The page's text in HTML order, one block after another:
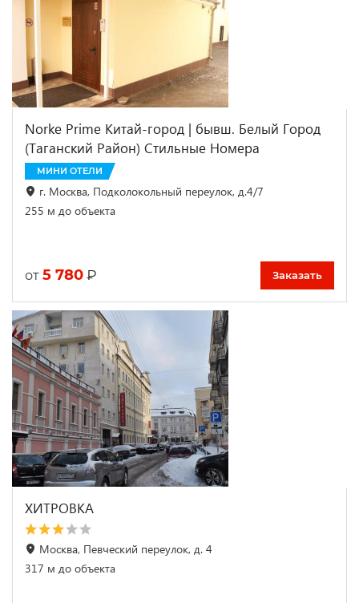
Norke Prime Китай-город | бывш. Белый Город
(Таганский Район) Стильные Номера
МИНИ ОТЕЛИ
г. Москва, Подколокольный переулок, д.4/7
255 м до объекта
от 5 780 ₽ Заказать
ХИТРОВКА
Москва, Певческий переулок, д. 4
317 м до объекта